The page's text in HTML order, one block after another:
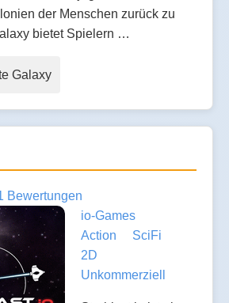
der Menschen zurück zu
bietet Spielern …
Galaxy
Bewertungen
io-Games
Action
SciFi
2D
Unkommerziell